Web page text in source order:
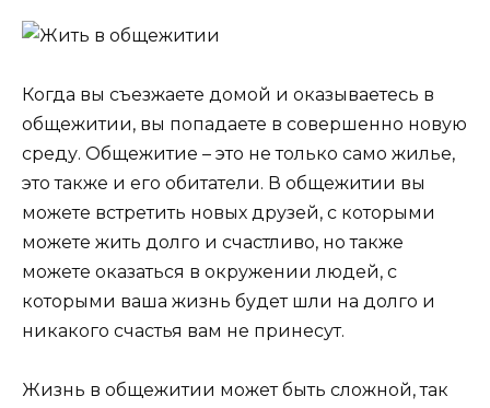
Когда вы съезжаете домой и оказываетесь в
общежитии, вы попадаете в совершенно новую
среду. Общежитие – это не только само жилье,
это также и его обитатели. В общежитии вы
можете встретить новых друзей, с которыми
можете жить долго и счастливо, но также
можете оказаться в окружении людей, с
которыми ваша жизнь будет шли на долго и
никакого счастья вам не принесут.
Жизнь в общежитии может быть сложной, так